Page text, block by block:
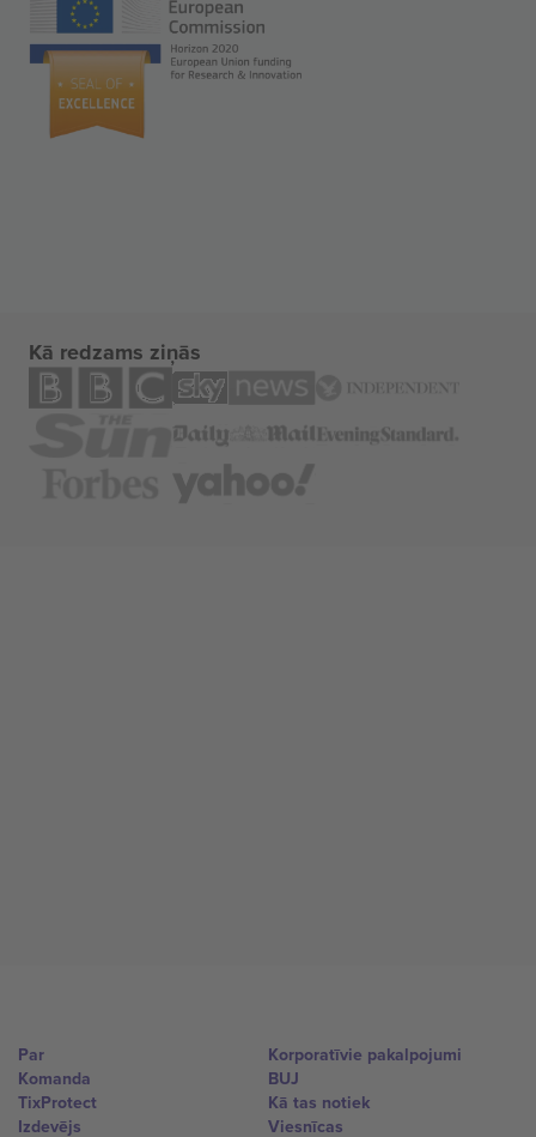
Kā redzams ziņās
Par
Komanda
TixProtect
Izdevējs
Korporatīvie pakalpojumi
BUJ
Kā tas notiek
Viesnīcas